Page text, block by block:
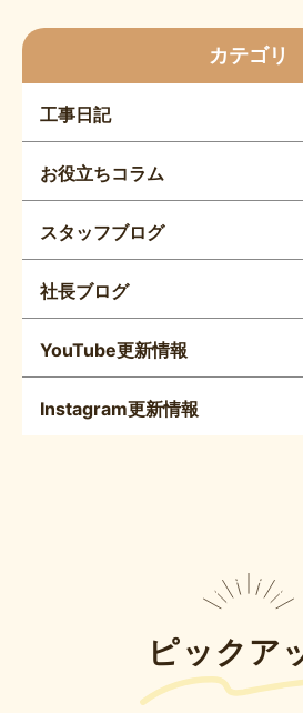
カテゴリ
工事日記
お役立ちコラム
スタッフブログ
社長ブログ
YouTube更新情報
Instagram更新情報
ピックア